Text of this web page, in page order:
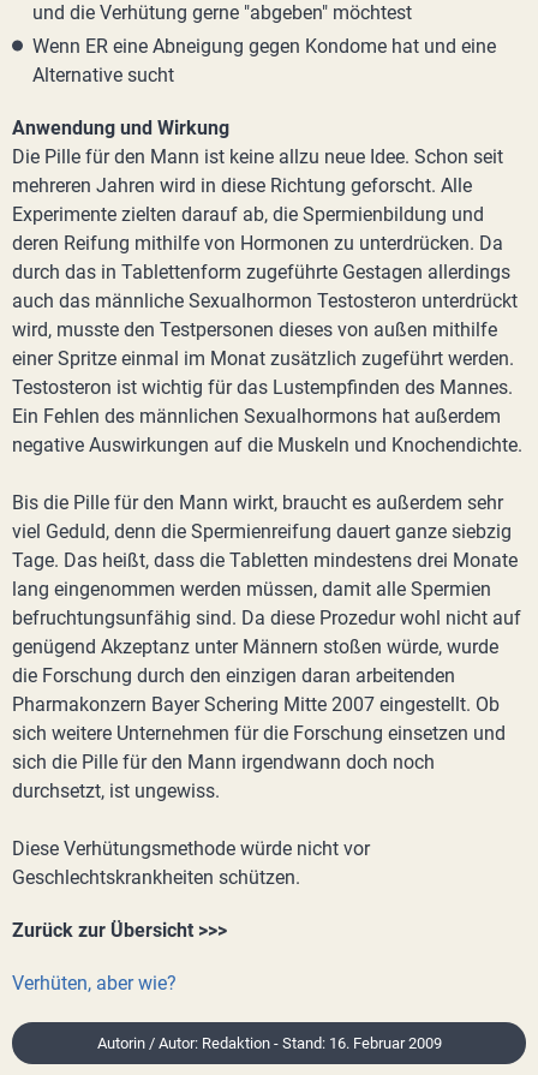
und die Verhütung gerne "abgeben" möchtest
Wenn ER eine Abneigung gegen Kondome hat und eine
Alternative sucht
Anwendung und Wirkung
Die Pille für den Mann ist keine allzu neue Idee. Schon seit
mehreren Jahren wird in diese Richtung geforscht. Alle
Experimente zielten darauf ab, die Spermienbildung und
deren Reifung mithilfe von Hormonen zu unterdrücken. Da
durch das in Tablettenform zugeführte Gestagen allerdings
auch das männliche Sexualhormon Testosteron unterdrückt
wird, musste den Testpersonen dieses von außen mithilfe
einer Spritze einmal im Monat zusätzlich zugeführt werden.
Testosteron ist wichtig für das Lustempfinden des Mannes.
Ein Fehlen des männlichen Sexualhormons hat außerdem
negative Auswirkungen auf die Muskeln und Knochendichte.
Bis die Pille für den Mann wirkt, braucht es außerdem sehr
viel Geduld, denn die Spermienreifung dauert ganze siebzig
Tage. Das heißt, dass die Tabletten mindestens drei Monate
lang eingenommen werden müssen, damit alle Spermien
befruchtungsunfähig sind. Da diese Prozedur wohl nicht auf
genügend Akzeptanz unter Männern stoßen würde, wurde
die Forschung durch den einzigen daran arbeitenden
Pharmakonzern Bayer Schering Mitte 2007 eingestellt. Ob
sich weitere Unternehmen für die Forschung einsetzen und
sich die Pille für den Mann irgendwann doch noch
durchsetzt, ist ungewiss.
Diese Verhütungsmethode würde nicht vor
Geschlechtskrankheiten schützen.
Zurück zur Übersicht >>>
Verhüten, aber wie?
Autorin / Autor: Redaktion - Stand: 16. Februar 2009